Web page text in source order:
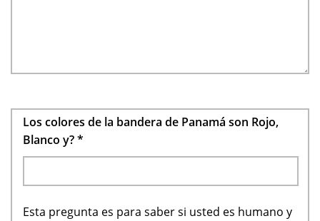
Los colores de la bandera de Panamá son Rojo,
Blanco y?*
Esta pregunta es para saber si usted es humano y